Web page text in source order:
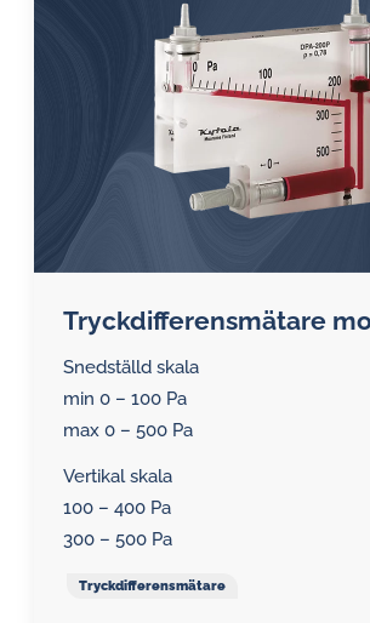
oljeutmaningar.
Induktiva larmgivare för
flödesmätare
Tryckdifferensmätare
Backventiler
Anordningar för
Tryckdifferensmätare
Snedställd skala
min 0 – 100 Pa
max 0 – 500 Pa
Vertikal skala
100 – 400 Pa
300 – 500 Pa
Tryckdifferensmätare